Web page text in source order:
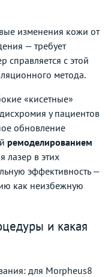
изменения кожи от
— требует
справляется с этой
метода.
«кисетные»
у пациентов
обновление
ремоделированием
лазер в этих
эффективность —
как неизбежную
и какая
для Morpheus8